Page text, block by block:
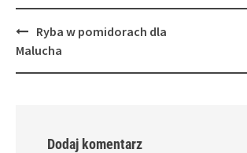
Post
navigation
Ryba w pomidorach dla
Malucha
Dodaj komentarz